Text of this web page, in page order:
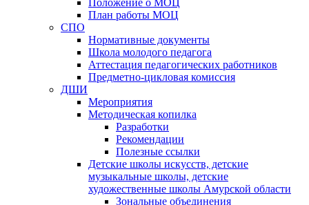
Положение о МОЦ
План работы МОЦ
СПО
Нормативные документы
Школа молодого педагога
Аттестация педагогических работников
Предметно-цикловая комиссия
ДШИ
Мероприятия
Методическая копилка
Разработки
Рекомендации
Полезные ссылки
Детские школы искусств, детские
музыкальные школы, детские
художественные школы Амурской области
Зональные объединения